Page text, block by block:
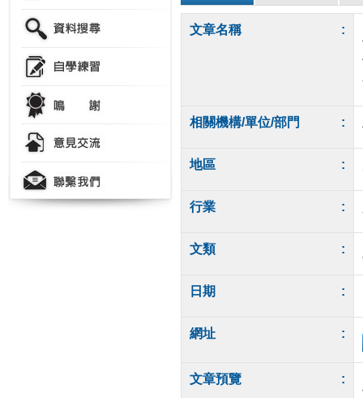
文章名稱 :
相關機構/單位/部門 :
地區 :
行業 :
文類 :
日期 :
網址 :
文章預覽 :